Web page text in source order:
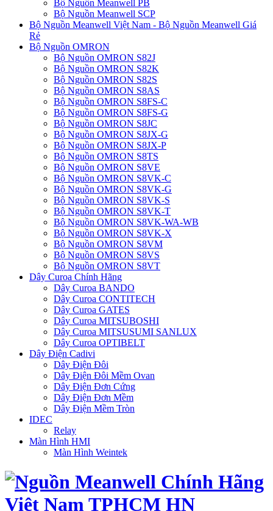
Bộ Nguồn Meanwell PB
Bộ Nguồn Meanwell SCP
Bộ Nguồn Meanwell Việt Nam - Bộ Nguồn Meanwell Giá
Rẻ
Bộ Nguồn OMRON
Bộ Nguồn OMRON S82J
Bộ Nguồn OMRON S82K
Bộ Nguồn OMRON S82S
Bộ Nguồn OMRON S8AS
Bộ Nguồn OMRON S8FS-C
Bộ Nguồn OMRON S8FS-G
Bộ Nguồn OMRON S8JC
Bộ Nguồn OMRON S8JX-G
Bộ Nguồn OMRON S8JX-P
Bộ Nguồn OMRON S8TS
Bộ Nguồn OMRON S8VE
Bộ Nguồn OMRON S8VK-C
Bộ Nguồn OMRON S8VK-G
Bộ Nguồn OMRON S8VK-S
Bộ Nguồn OMRON S8VK-T
Bộ Nguồn OMRON S8VK-WA-WB
Bộ Nguồn OMRON S8VK-X
Bộ Nguồn OMRON S8VM
Bộ Nguồn OMRON S8VS
Bộ Nguồn OMRON S8VT
Dây Curoa Chính Hãng
Dây Curoa BANDO
Dây Curoa CONTITECH
Dây Curoa GATES
Dây Curoa MITSUBOSHI
Dây Curoa MITSUSUMI SANLUX
Dây Curoa OPTIBELT
Dây Điện Cadivi
Dây Điện Đôi
Dây Điện Đôi Mềm Ovan
Dây Điện Đơn Cứng
Dây Điện Đơn Mềm
Dây Điện Mềm Tròn
IDEC
Relay
Màn Hình HMI
Màn Hình Weintek